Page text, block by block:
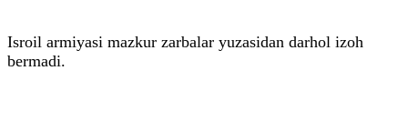
Isroil armiyasi mazkur zarbalar yuzasidan darhol izoh
bermadi.